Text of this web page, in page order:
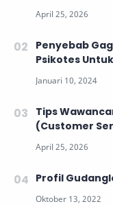
Penyebab
Psikotes
Tips
(Customer
Profil